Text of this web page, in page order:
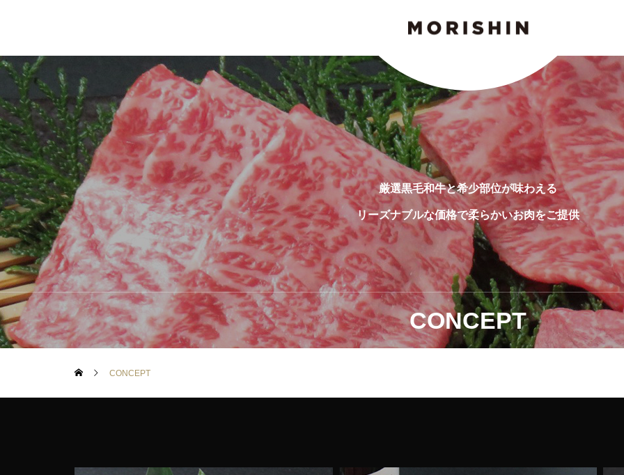
厳選黒毛和牛と希少部位が味わえる
リーズナブルな価格で柔らかいお肉をご提供
CONCEPT
CONCEPT